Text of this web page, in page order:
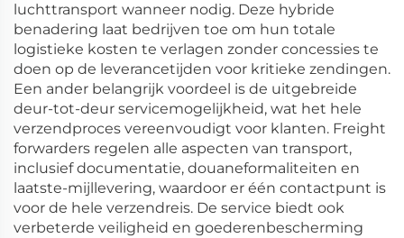
luchttransport wanneer nodig. Deze hybride
benadering laat bedrijven toe om hun totale
logistieke kosten te verlagen zonder concessies te
doen op de leverancetijden voor kritieke zendingen.
Een ander belangrijk voordeel is de uitgebreide
deur-tot-deur servicemogelijkheid, wat het hele
verzendproces vereenvoudigt voor klanten. Freight
forwarders regelen alle aspecten van transport,
inclusief documentatie, douaneformaliteiten en
laatste-mijllevering, waardoor er één contactpunt is
voor de hele verzendreis. De service biedt ook
verbeterde veiligheid en goederenbescherming